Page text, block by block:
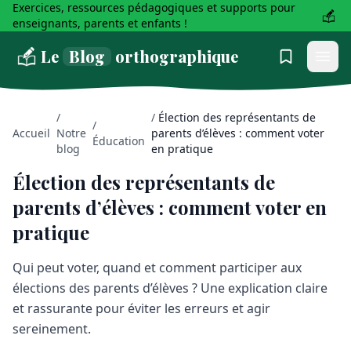
Exercices, ressources pédagogiques et supports pour
enseignants, parents et enfants !
Le Blog orthographique
Accueil
/
Notre
blog
/
Éducation
/ Élection des représentants de
parents d’élèves : comment voter
en pratique
Élection des représentants de
parents d’élèves : comment voter en
pratique
Qui peut voter, quand et comment participer aux
élections des parents d’élèves ? Une explication claire
et rassurante pour éviter les erreurs et agir
sereinement.